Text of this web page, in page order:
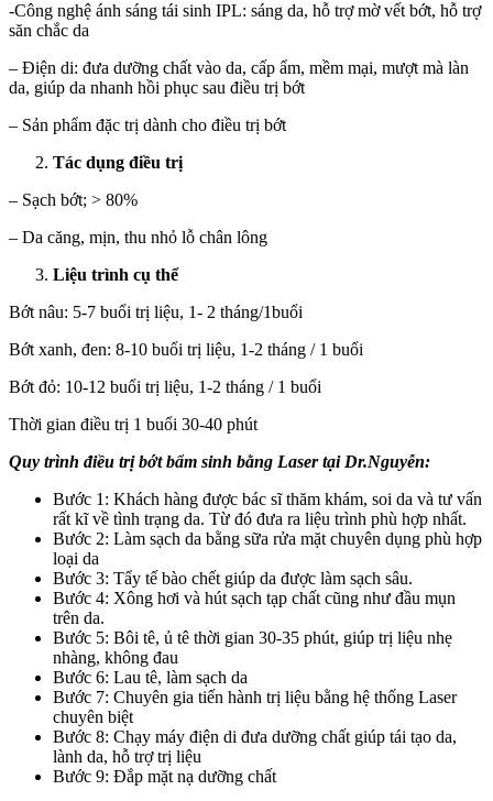
-Công nghệ ánh sáng tái sinh IPL: sáng da, hỗ trợ mờ vết bớt, hỗ trợ
săn chắc da
– Điện di: đưa dưỡng chất vào da, cấp ẩm, mềm mại, mượt mà làn
da, giúp da nhanh hồi phục sau điều trị bớt
– Sản phẩm đặc trị dành cho điều trị bớt
Tác dụng điều trị
– Sạch bớt; > 80%
– Da căng, mịn, thu nhỏ lỗ chân lông
Liệu trình cụ thể
Bớt nâu: 5-7 buổi trị liệu, 1- 2 tháng/1buổi
Bớt xanh, đen: 8-10 buổi trị liệu, 1-2 tháng / 1 buổi
Bớt đỏ: 10-12 buổi trị liệu, 1-2 tháng / 1 buổi
Thời gian điều trị 1 buổi 30-40 phút
Quy trình điều trị bớt bẩm sinh bằng Laser tại Dr.Nguyễn:
Bước 1: Khách hàng được bác sĩ thăm khám, soi da và tư vấn
rất kĩ về tình trạng da. Từ đó đưa ra liệu trình phù hợp nhất.
Bước 2: Làm sạch da bằng sữa rửa mặt chuyên dụng phù hợp
loại da
Bước 3: Tẩy tế bào chết giúp da được làm sạch sâu.
Bước 4: Xông hơi và hút sạch tạp chất cũng như đầu mụn
trên da.
Bước 5: Bôi tê, ủ tê thời gian 30-35 phút, giúp trị liệu nhẹ
nhàng, không đau
Bước 6: Lau tê, làm sạch da
Bước 7: Chuyên gia tiến hành trị liệu bằng hệ thống Laser
chuyên biệt
Bước 8: Chạy máy điện di đưa dưỡng chất giúp tái tạo da,
lành da, hỗ trợ trị liệu
Bước 9: Đắp mặt nạ dưỡng chất